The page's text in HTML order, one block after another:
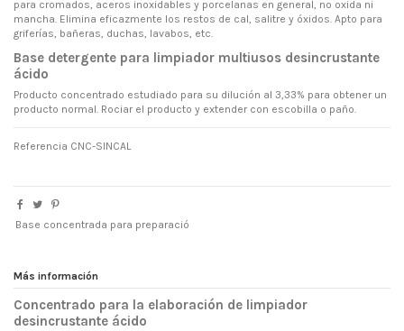
para cromados, aceros inoxidables y porcelanas en general, no oxida ni
mancha. Elimina eficazmente los restos de cal, salitre y óxidos. Apto para
griferías, bañeras, duchas, lavabos, etc.
Base detergente para limpiador multiusos desincrustante
ácido
Producto concentrado estudiado para su dilución al 3,33% para obtener un
producto normal. Rociar el producto y extender con escobilla o paño.
Referencia CNC-SINCAL
Base concentrada para preparació
Más información
Concentrado para la elaboración de limpiador
desincrustante ácido